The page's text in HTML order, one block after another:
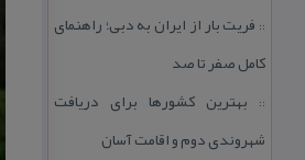
:: فریت بار از ایران به دبی؛ راهنمای
كامل صفر تا صد
:: بهترین كشورها برای دریافت
شهروندی دوم و اقامت آسان